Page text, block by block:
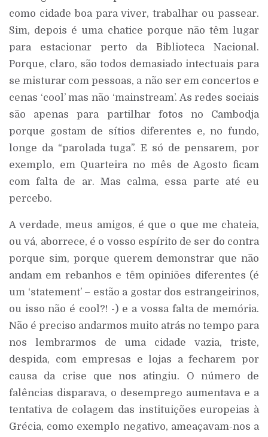
como cidade boa para viver, trabalhar ou passear.
Sim, depois é uma chatice porque não têm lugar
para estacionar perto da Biblioteca Nacional.
Porque, claro, são todos demasiado intectuais para
se misturar com pessoas, a não ser em concertos e
cenas ‘cool’ mas não ‘mainstream’. As redes sociais
são apenas para partilhar fotos no Cambodja
porque gostam de sítios diferentes e, no fundo,
longe da “parolada tuga”. E só de pensarem, por
exemplo, em Quarteira no mês de Agosto ficam
com falta de ar. Mas calma, essa parte até eu
percebo.
A verdade, meus amigos, é que o que me chateia,
ou vá, aborrece, é o vosso espírito de ser do contra
porque sim, porque querem demonstrar que não
andam em rebanhos e têm opiniões diferentes (é
um ‘statement’ – estão a gostar dos estrangeirinos,
ou isso não é cool?! -) e a vossa falta de memória.
Não é preciso andarmos muito atrás no tempo para
nos lembrarmos de uma cidade vazia, triste,
despida, com empresas e lojas a fecharem por
causa da crise que nos atingiu. O número de
falências disparava, o desemprego aumentava e a
tentativa de colagem das instituições europeias à
Grécia, como exemplo negativo, ameaçavam-nos a